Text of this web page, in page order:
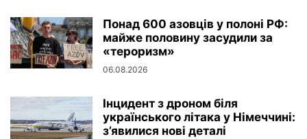
Понад 600 азовців у полоні РФ:
майже половину засудили за
«тероризм»
06.08.2026
Інцидент з дроном біля
українського літака у Німеччині:
з’явилися нові деталі